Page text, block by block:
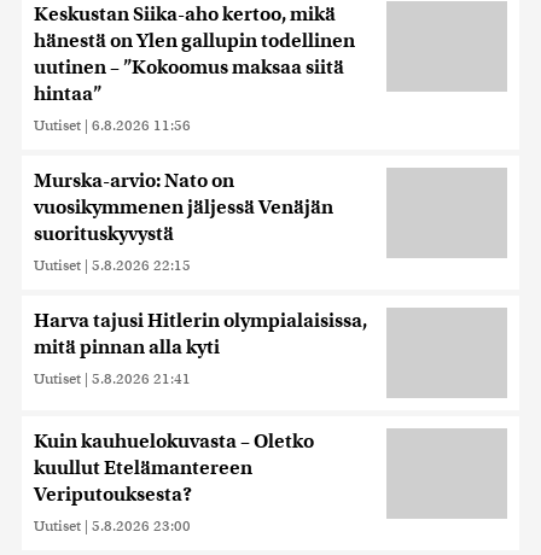
Keskustan Siika-aho kertoo, mikä
hänestä on Ylen gallupin todellinen
uutinen – ”Kokoomus maksaa siitä
hintaa”
Uutiset | 6.8.2026 11:56
Murska-arvio: Nato on
vuosikymmenen jäljessä Venäjän
suorituskyvystä
Uutiset | 5.8.2026 22:15
Harva tajusi Hitlerin olympialaisissa,
mitä pinnan alla kyti
Uutiset | 5.8.2026 21:41
Kuin kauhuelokuvasta – Oletko
kuullut Etelämantereen
Veriputouksesta?
Uutiset | 5.8.2026 23:00